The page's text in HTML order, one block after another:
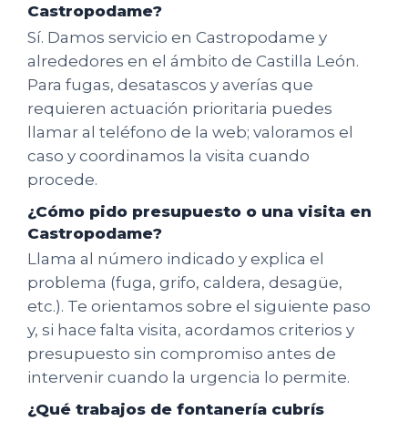
Castropodame?
Sí. Damos servicio en Castropodame y
alrededores en el ámbito de Castilla León.
Para fugas, desatascos y averías que
requieren actuación prioritaria puedes
llamar al teléfono de la web; valoramos el
caso y coordinamos la visita cuando
procede.
¿Cómo pido presupuesto o una visita en
Castropodame?
Llama al número indicado y explica el
problema (fuga, grifo, caldera, desagüe,
etc.). Te orientamos sobre el siguiente paso
y, si hace falta visita, acordamos criterios y
presupuesto sin compromiso antes de
intervenir cuando la urgencia lo permite.
¿Qué trabajos de fontanería cubrís